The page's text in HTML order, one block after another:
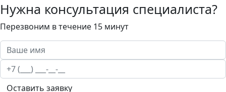
Нужна консультация специалиста?
Перезвоним в течение 15 минут
Оставить заявку